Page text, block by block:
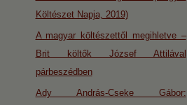
Költészet Napja, 2019)
A magyar költészettől megihletve –
Brit költők József Attilával
párbeszédben
Ady András-Cseke Gábor: